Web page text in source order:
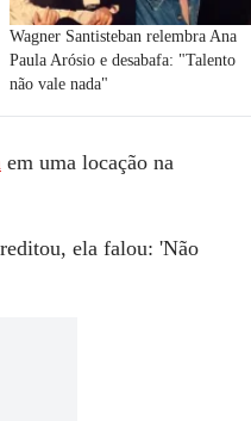
Wagner Santisteban relembra Ana
Paula Arósio e desabafa: "Talento
não vale nada"
em uma locação na
ela falou: 'Não